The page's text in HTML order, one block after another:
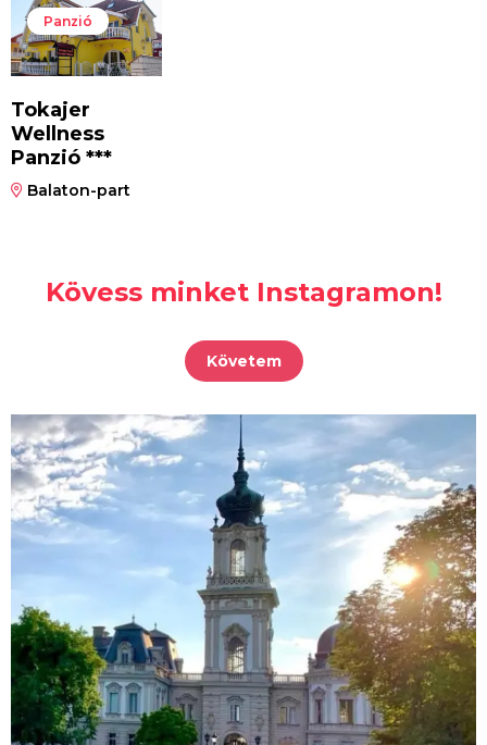
Panzió
Tokajer
Wellness
Panzió ***
Balaton-part
Kövess minket Instagramon!
Követem